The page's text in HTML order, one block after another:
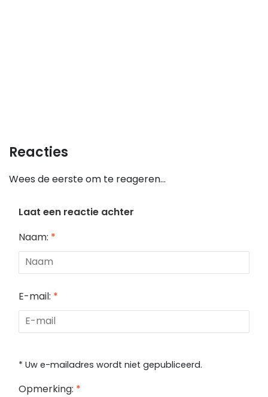
Reacties
Wees de eerste om te reageren...
Laat een reactie achter
Naam: *
E-mail: *
* Uw e-mailadres wordt niet gepubliceerd.
Opmerking: *